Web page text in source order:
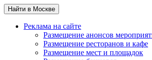
Найти в Москве
Реклама на сайте
Размещение анонсов
Размещение ресторанов и кафе
Размещение мест и площадок